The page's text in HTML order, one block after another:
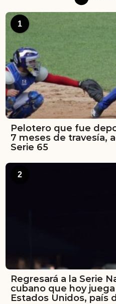
1
Pelotero que fue
7 meses de travesía,
Serie 65
2
Regresará a la Serie
cubano que hoy
Estados Unidos, país